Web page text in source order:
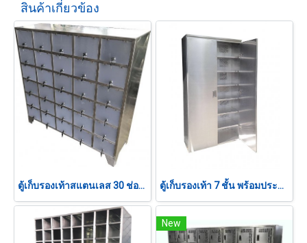
สินค้าเกี่ยวข้อง
ตู้เก็บรองเท้าสแตนเลส 30 ช่อง ฝาสีเทาพร้อมกุญแจล็อค ตู้เก็บรองเท้า 7 ชั้น พร้อมประตูเปิดปิด
New